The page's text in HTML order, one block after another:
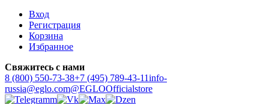
Вход
Регистрация
Корзина
Избранное
Свяжитесь с нами
8 (800) 550-73-38+7 (495) 789-43-11info-
russia@eglo.com@EGLOOfficialstore